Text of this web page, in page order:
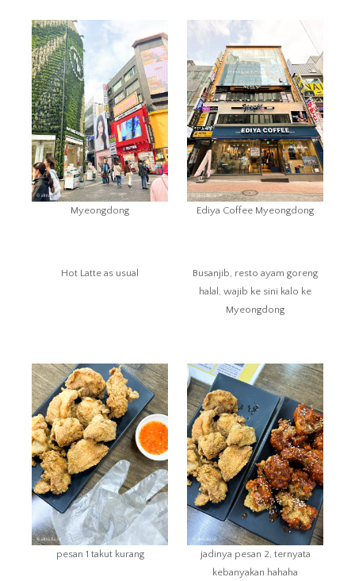
Myeongdong Ediya Coffee Myeongdong
Hot Latte as usual
Busanjib, resto ayam goreng
halal, wajib ke sini kalo ke
Myeongdong
pesan 1 takut kurang
jadinya pesan 2, ternyata
kebanyakan hahaha